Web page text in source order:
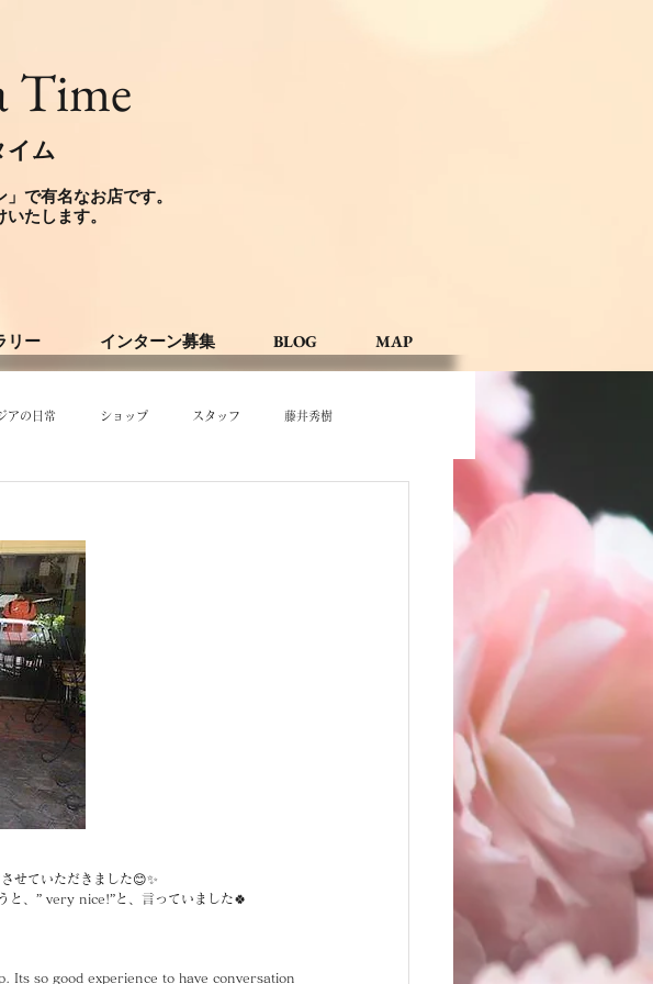
Time
イム
で有名なお店です。
たします。
リー インターン募集 BLOG MAP
アの日常 ショップ スタッフ 藤井秀樹
せていただきました😊✨
と、” very nice!”と、言っていました🍀
Its so good experience to have conversation